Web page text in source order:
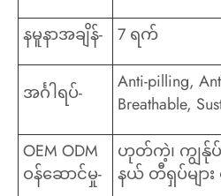
နမူနာအချိန်- 7 ရက်
အင်္ဂါရပ်-
Anti-pilling,
Breathable,
OEM ODM
ဝန်ဆောင်မှု-
ဟုတ်ကဲ့၊ ကျွန်ု
နယ် တီရှပ်မျ